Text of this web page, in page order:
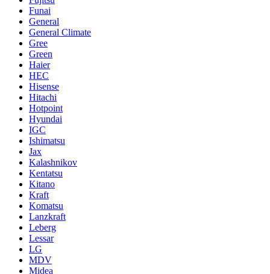
Funai
General
General Climate
Gree
Green
Haier
HEC
Hisense
Hitachi
Hotpoint
Hyundai
IGC
Ishimatsu
Jax
Kalashnikov
Kentatsu
Kitano
Kraft
Komatsu
Lanzkraft
Leberg
Lessar
LG
MDV
Midea